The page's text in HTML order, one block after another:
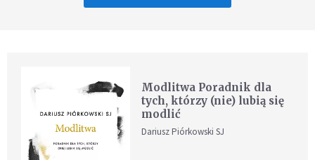
Modlitwa Poradnik dla
tych, którzy (nie) lubią się
modlić
Dariusz Piórkowski SJ